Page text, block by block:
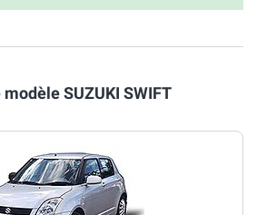
SUZUKI SWIFT